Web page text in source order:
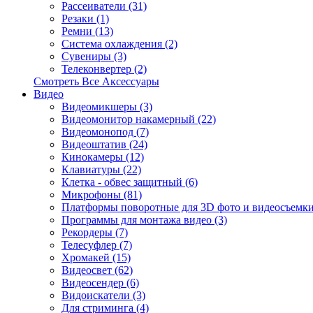
Рассеиватели (31)
Резаки (1)
Ремни (13)
Система охлаждения (2)
Сувениры (3)
Телеконвертер (2)
Смотреть Все Аксессуары
Видео
Видеомикшеры (3)
Видеомонитор накамерный (22)
Видеомонопод (7)
Видеоштатив (24)
Кинокамеры (12)
Клавиатуры (22)
Клетка - обвес защитный (6)
Микрофоны (81)
Платформы поворотные для 3D фото и
Программы для монтажа видео (3)
Рекордеры (7)
Телесуфлер (7)
Хромакей (15)
Видеосвет (62)
Видеосендер (6)
Видоискатели (3)
Для стриминга (4)